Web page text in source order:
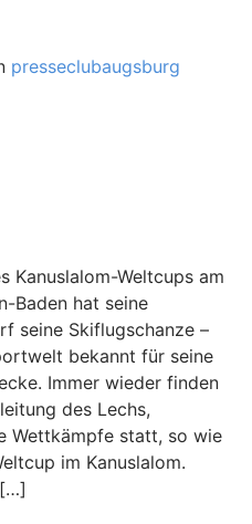
presseclubaugsburg
Kanuslalom-Weltcups am
Baden hat seine
seine Skiflugschanze –
bekannt für seine
Immer wieder finden
des Lechs,
Wettkämpfe statt, so wie
im Kanuslalom.